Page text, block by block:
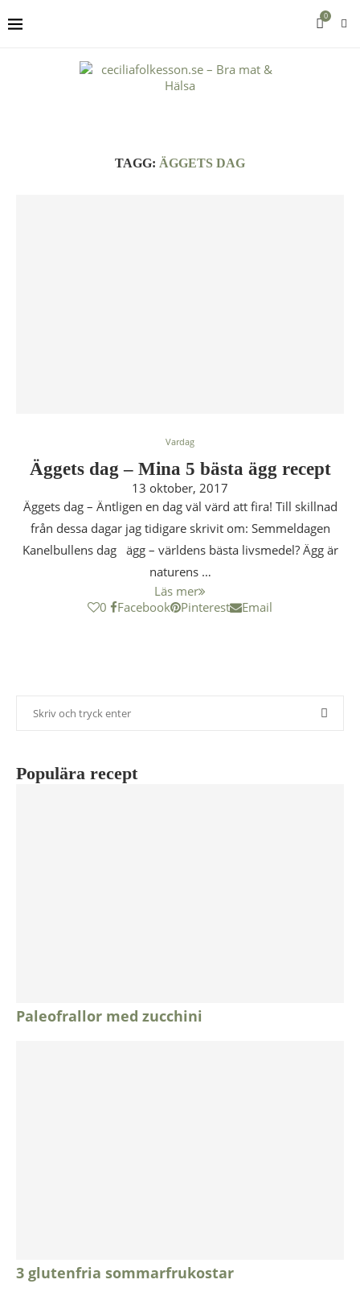
0
TAGG: ÄGGETS DAG
Vardag
Äggets dag – Mina 5 bästa ägg recept
13 oktober, 2017
Äggets dag – Äntligen en dag väl värd att fira! Till skillnad
från dessa dagar jag tidigare skrivit om: Semmeldagen
Kanelbullens dag ägg – världens bästa livsmedel? Ägg är
naturens …
Läs mer
0
Facebook Pinterest Email
Populära recept
Paleofrallor med zucchini
3 glutenfria sommarfrukostar